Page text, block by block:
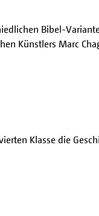
Bibel-
Künstlers Marc
Klasse die